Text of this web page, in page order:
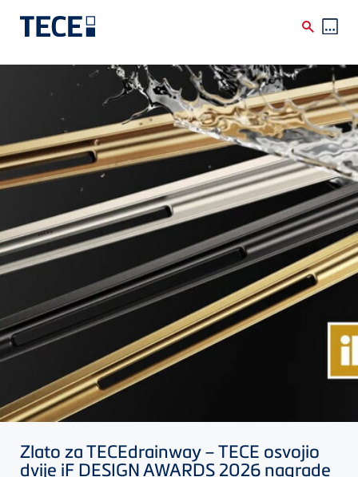
Skip to main content
Zlato zaTECEdrainway –TECE osvojio
dvije iF DESIGN AWARDS 2026 nagrade